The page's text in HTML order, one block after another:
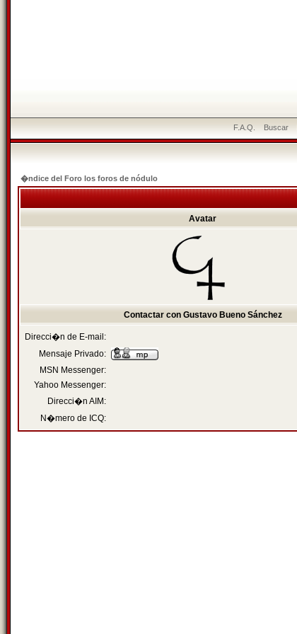
F.A.Q. Buscar
�ndice del Foro los foros de nódulo
Avatar
Contactar con Gustavo Bueno Sánchez
Direcci�n de E-mail:
Mensaje Privado:
MSN Messenger:
Yahoo Messenger:
Direcci�n AIM:
N�mero de ICQ: